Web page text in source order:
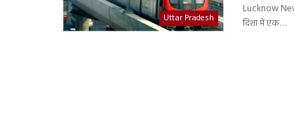
Uttar Pradesh
Lucknow
दिशा में एक…